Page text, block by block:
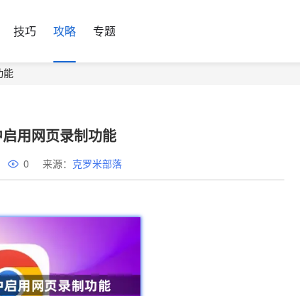
技巧 攻略 专题
能
用网页录制功能
0 来源： 克罗米部落